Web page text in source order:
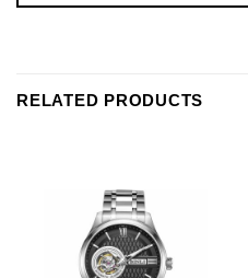
RELATED PRODUCTS